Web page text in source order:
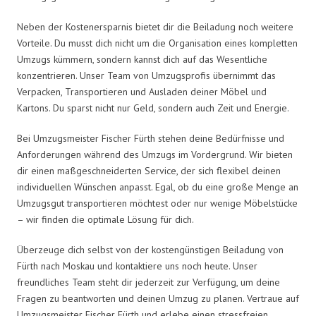
Neben der Kostenersparnis bietet dir die Beiladung noch weitere
Vorteile. Du musst dich nicht um die Organisation eines kompletten
Umzugs kümmern, sondern kannst dich auf das Wesentliche
konzentrieren. Unser Team von Umzugsprofis übernimmt das
Verpacken, Transportieren und Ausladen deiner Möbel und
Kartons. Du sparst nicht nur Geld, sondern auch Zeit und Energie.
Bei Umzugsmeister Fischer Fürth stehen deine Bedürfnisse und
Anforderungen während des Umzugs im Vordergrund. Wir bieten
dir einen maßgeschneiderten Service, der sich flexibel deinen
individuellen Wünschen anpasst. Egal, ob du eine große Menge an
Umzugsgut transportieren möchtest oder nur wenige Möbelstücke
– wir finden die optimale Lösung für dich.
Überzeuge dich selbst von der kostengünstigen Beiladung von
Fürth nach Moskau und kontaktiere uns noch heute. Unser
freundliches Team steht dir jederzeit zur Verfügung, um deine
Fragen zu beantworten und deinen Umzug zu planen. Vertraue auf